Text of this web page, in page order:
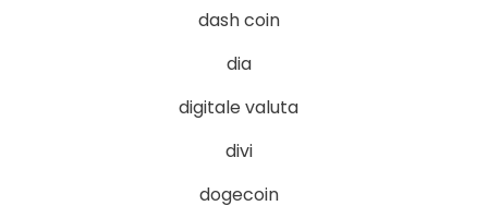
dash coin
dia
digitale valuta
divi
dogecoin